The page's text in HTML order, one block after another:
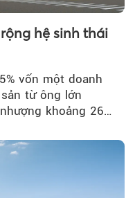
hệ sinh thái
vốn một doanh
từ ông lớn
khoảng 262